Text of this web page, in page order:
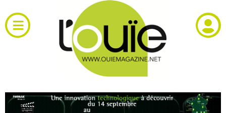
au
contenu
Toggle
Navigation